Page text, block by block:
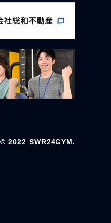
© 2022 SWR24GYM.